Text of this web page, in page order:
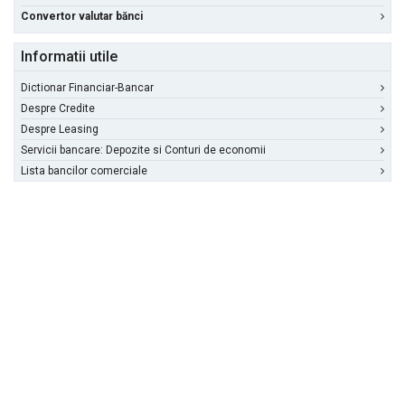
Convertor valutar bănci
Informatii utile
Dictionar Financiar-Bancar
Despre Credite
Despre Leasing
Servicii bancare: Depozite si Conturi de economii
Lista bancilor comerciale